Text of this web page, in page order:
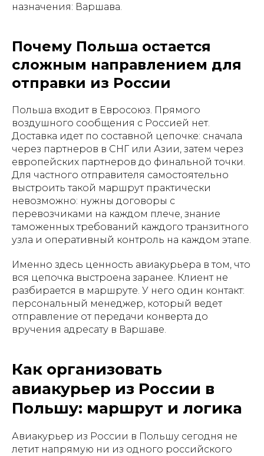
назначения: Варшава.
Почему Польша остается
сложным направлением для
отправки из России
Польша входит в Евросоюз. Прямого
воздушного сообщения с Россией нет.
Доставка идет по составной цепочке: сначала
через партнеров в СНГ или Азии, затем через
европейских партнеров до финальной точки.
Для частного отправителя самостоятельно
выстроить такой маршрут практически
невозможно: нужны договоры с
перевозчиками на каждом плече, знание
таможенных требований каждого транзитного
узла и оперативный контроль на каждом этапе.
Именно здесь ценность авиакурьера в том, что
вся цепочка выстроена заранее. Клиент не
разбирается в маршруте. У него один контакт:
персональный менеджер, который ведет
отправление от передачи конверта до
вручения адресату в Варшаве.
Как организовать
авиакурьер из России в
Польшу: маршрут и логика
Авиакурьер из России в Польшу сегодня не
летит напрямую ни из одного российского